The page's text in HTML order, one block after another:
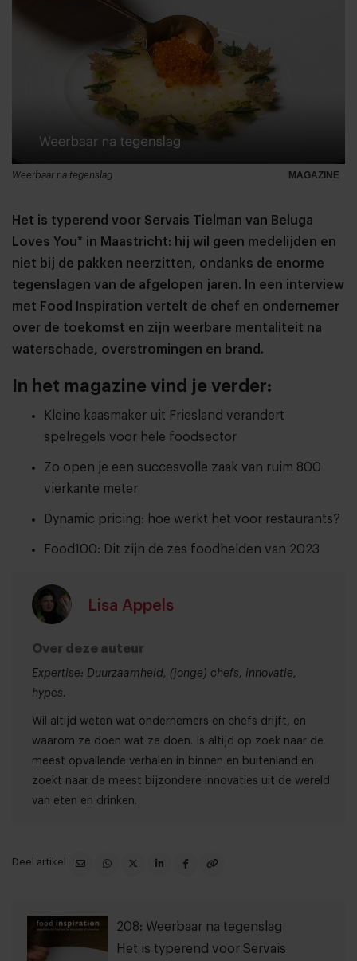
MAGAZINE
Weerbaar na tegenslag
Het is typerend voor Servais Tielman van Beluga
Loves You* in Maastricht: hij wil geen medelijden en
niet bij de pakken neerzitten, ondanks de enorme
tegenslagen van de afgelopen jaren. In een interview
met Food Inspiration vertelt de chef en ondernemer
over de toekomst en zijn weerbare mentaliteit na
waterschade, overstromingen en brand.
In het magazine vind je verder:
Kleine kaasmaker uit Friesland verandert
spelregels voor hele foodsector
Zo open je een succesvolle zaak van ruim 800
vierkante meter
Dynamic pricing: hoe werkt het voor restaurants?
Food100: Dit zijn de zes foodhelden van 2023
Lisa Appels
Over deze auteur
Expertise: Duurzaamheid, (jonge) chefs, innovatie,
hypes.
Wil altijd weten wat ondernemers en chefs drijft, en
waarom ze doen wat ze doen. Is altijd op zoek naar de
meest opvallende verhalen in binnen en buitenland en
zoekt naar de meest bijzondere innovaties uit de wereld
van eten en drinken.
Deel artikel
208: Weerbaar na tegenslag
Het is typerend voor Servais